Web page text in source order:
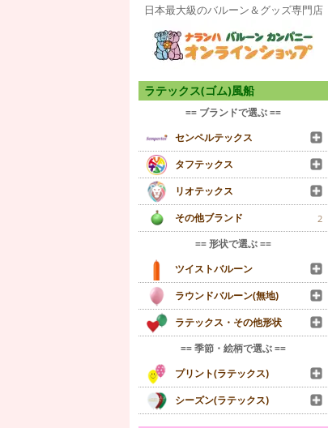
日本最大級のバルーン＆グッズ専門店
ラテックス(ゴム)風船
== ブランドで選ぶ ==
センペルテックス
タフテックス
リオテックス
その他ブランド
2
== 形状で選ぶ ==
ツイストバルーン
ラウンドバルーン(無地)
ラテックス・その他形状
== 季節・絵柄で選ぶ ==
プリント(ラテックス)
シーズン(ラテックス)